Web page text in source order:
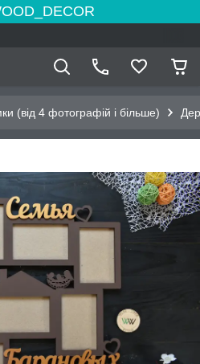
(від 4 фотографій і більше)